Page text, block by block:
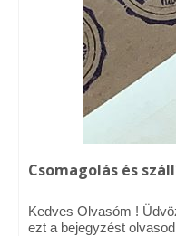
Vásárok, ahol
Alapanyagok,
A termékek
Ellynor
Adatkezelési
Általános
Csomagolás és
Kedves Olvasóm !
ezt a bejegyzést